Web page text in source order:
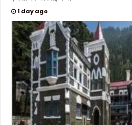
1 day ago